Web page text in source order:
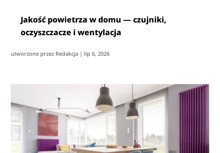
Jakość powietrza w domu — czujniki,
oczyszczacze i wentylacja
utworzone przez Redakcja | lip 6, 2026